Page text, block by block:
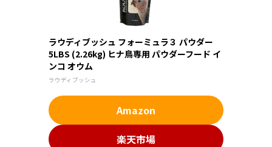
ラウディブッシュ フォーミュラ３ パウダー
5LBS (2.26kg) ヒナ鳥専用 パウダーフード イ
ンコ オウム
ラウディブッシュ
Amazon
楽天市場